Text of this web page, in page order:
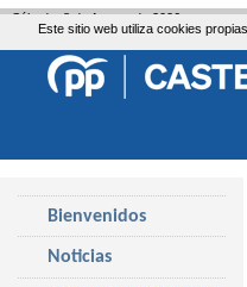
Este sitio web utiliza cookies
Bienvenidos
Noticias
Sábado, 8 de Agosto de 2026